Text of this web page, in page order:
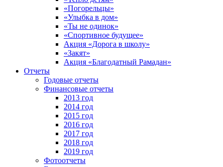
«Погорельцы»
«Улыбка в дом»
«Ты не одинок»
«Спортивное будущее»
Акция «Дорога в школу»
«Закят»
Акция «Благодатный Рамадан»
Отчеты
Годовые отчеты
Финансовые отчеты
2013 год
2014 год
2015 год
2016 год
2017 год
2018 год
2019 год
Фотоотчеты